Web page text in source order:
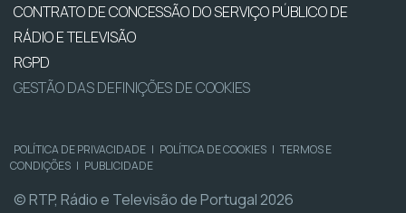
CONTRATO DE CONCESSÃO DO SERVIÇO PÚBLICO DE
RÁDIO E TELEVISÃO
RGPD
GESTÃO DAS DEFINIÇÕES DE COOKIES
POLÍTICA DE PRIVACIDADE | POLÍTICA DE COOKIES | TERMOS E
CONDIÇÕES | PUBLICIDADE
© RTP, Rádio e Televisão de Portugal 2026